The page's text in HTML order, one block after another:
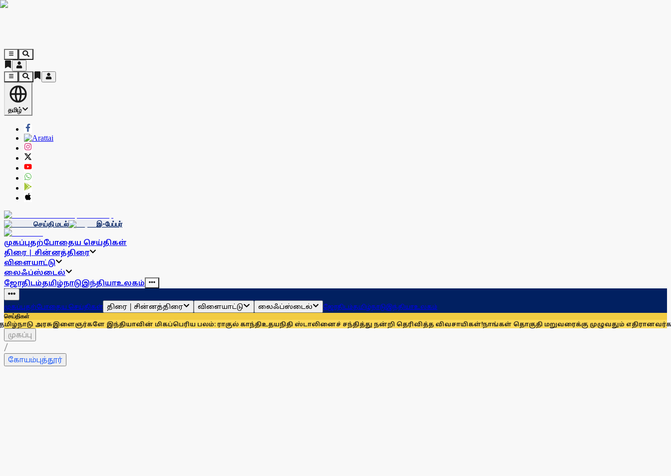
தமிழ்
செய்தி மடல் இ-பேப்பர்
முகப்புதற்போதைய செய்திகள்
திரை | சின்னத்திரை
விளையாட்டு
லைஃப்ஸ்டைல்
ஜோதிடம்தமிழ்நாடுஇந்தியாஉலகம்
முகப்புதற்போதைய செய்திகள் திரை | சின்னத்திரை விளையாட்டு லைஃப்ஸ்டைல் ஜோதிடம்தமிழ்நாடுஇந்தியாஉலகம்
செய்திகள்
இளைஞர்களே இந்தியாவின் மிகப்பெரிய பலம்: ராகுல் காந்திஉதயநிதி ஸ்டாலினைச் சந்தித்து நன்றி தெரிவித்த விவசாயிகள்!நாங்கள் தொகுதி மறுவரைக்கு முழுவதும் எதிரானவர்கள் அல்லர்:
முகப்பு
/
கோயம்புத்தூர்